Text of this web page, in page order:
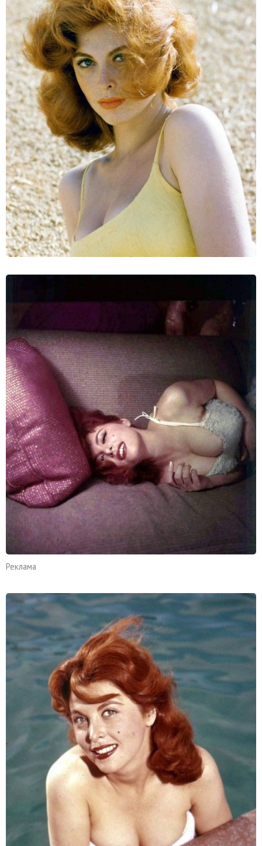
Реклама